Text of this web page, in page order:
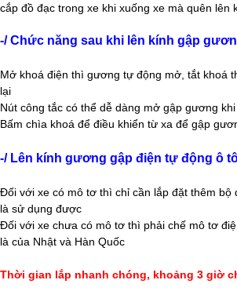
cắp đồ đạc trong xe khi xuống xe mà quên lên
-/ Chức năng sau khi lên kính gập
Mở khoá điện thì gương tự động mở, tắt khoá
lại
Nút công tắc có thể dễ dàng mở gập gương
Bấm chìa khoá để điều khiển từ xa để gập
-/ Lên kính gương gập điện tự động ô
Đối với xe có mô tơ thì chỉ cần lắp đặt thêm bộ
là sử dụng được
Đối với xe chưa có mô tơ thì phải chế mô tơ
là của Nhật và Hàn Quốc
Thời gian lắp nhanh chóng, khoảng 3 giờ